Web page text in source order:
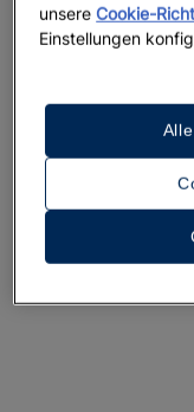
28 Fotos und Videos
unsereCookie-
Einstellungen